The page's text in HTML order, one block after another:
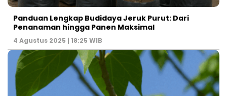
Panduan Lengkap Budidaya Jeruk Purut: Dari
Penanaman hingga Panen Maksimal
4 Agustus 2025 | 18:25 WIB